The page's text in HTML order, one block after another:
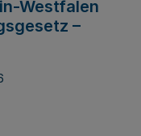
Westfalen
–